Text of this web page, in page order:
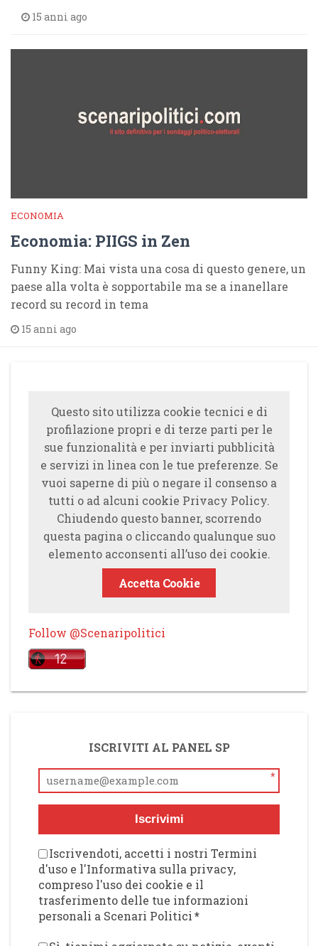
15 anni ago
ECONOMIA
Economia: PIIGS in Zen
Funny King: Mai vista una cosa di questo genere, un
paese alla volta è sopportabile ma se a inanellare
record su record in tema
15 anni ago
Questo sito utilizza cookie tecnici e di
profilazione propri e di terze parti per le
sue funzionalità e per inviarti pubblicità
e servizi in linea con le tue preferenze. Se
vuoi saperne di più o negare il consenso a
tutti o ad alcuni cookie Privacy Policy.
Chiudendo questo banner, scorrendo
questa pagina o cliccando qualunque suo
elemento acconsenti all’uso dei cookie.
Accetta Cookie
Follow @Scenaripolitici
ISCRIVITI AL PANEL SP
*
Iscrivimi
Iscrivendoti, accetti i nostri Termini
d'uso e l'Informativa sulla privacy,
compreso l'uso dei cookie e il
trasferimento delle tue informazioni
personali a Scenari Politici*